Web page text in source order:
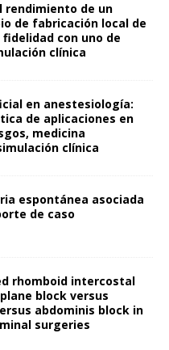
rendimiento de un
de fabricación local de
con uno de
clínica
en anestesiología:
de aplicaciones en
medicina
clínica
espontánea asociada
de caso
rhomboid intercostal
block versus
abdominis block in
surgeries